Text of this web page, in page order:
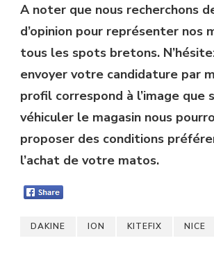
A noter que nous recherchons
d’opinion pour représenter nos
tous les spots bretons.
envoyer votre candidature par
profil correspond à l’image que
véhiculer le magasin nous
proposer des conditions
l’achat de votre matos.
DAKINE ION KITEFIX NICE